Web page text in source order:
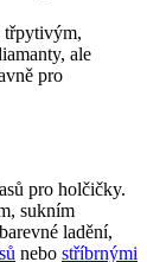
třpytivým,
ale
pro
pro holčičky.
sukním
ladění,
nebo stříbrnými